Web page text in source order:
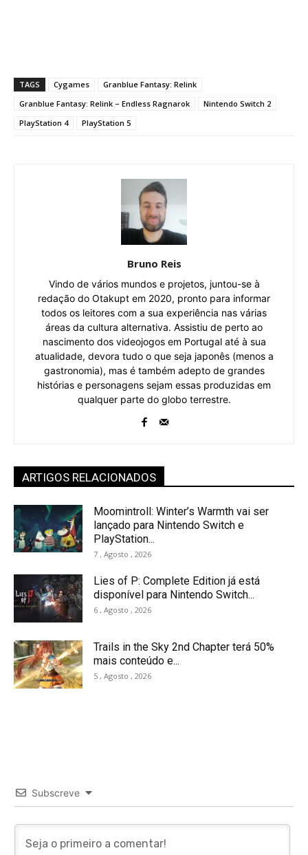
TAGS Cygames
Granblue Fantasy: Relink
Granblue Fantasy: Relink – Endless Ragnarok
Nintendo Switch 2
PlayStation 4
PlayStation 5
Bruno Reis
Vindo de vários mundos e projetos, juntou-se à
redação do Otakupt em 2020, pronto para informar
todos os leitores com a sua experiência nas várias
áreas da cultura alternativa. Assistiu de perto ao
nascimento dos videojogos em Portugal até à sua
atualidade, devora tudo o que seja japonês (menos a
gastronomia), mas é também adepto de grandes
histórias e personagens sejam essas produzidas em
qualquer parte do globo terrestre.
ARTIGOS RELACIONADOS
Moomintroll: Winter’s Warmth vai ser
lançado para Nintendo Switch e
PlayStation...
7 , Agosto , 2026
Lies of P: Complete Edition já está
disponível para Nintendo Switch...
6 , Agosto , 2026
Trails in the Sky 2nd Chapter terá 50%
mais conteúdo e...
5 , Agosto , 2026
Subscreve